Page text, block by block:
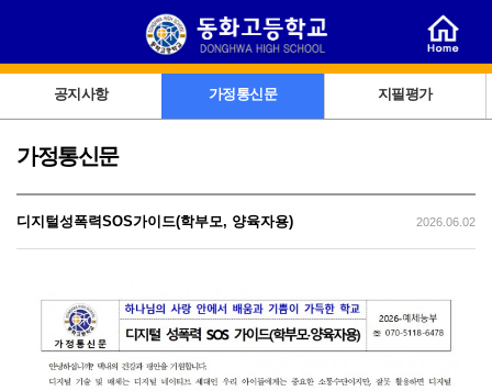
공지사항 가정통신문 지필평가
가정통신문
디지털성폭력SOS가이드(학부모, 양육자용) 2026.06.02